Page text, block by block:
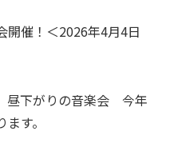
開催！＜2026年4月4日
昼下がりの音楽会 今年
す。